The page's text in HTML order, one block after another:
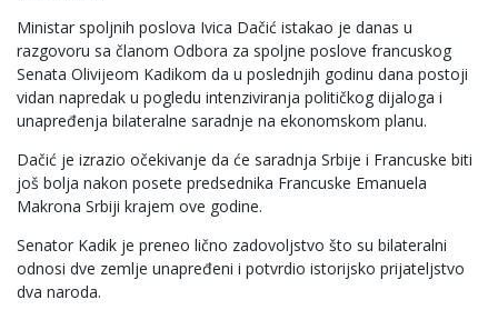
Ministar spoljnih poslova Ivica Dačić istakao je danas u
razgovoru sa članom Odbora za spoljne poslove francuskog
Senata Olivijeom Kadikom da u poslednjih godinu dana postoji
vidan napredak u pogledu intenziviranja političkog dijaloga i
unapređenja bilateralne saradnje na ekonomskom planu.
Dačić je izrazio očekivanje da će saradnja Srbije i Francuske biti
još bolja nakon posete predsednika Francuske Emanuela
Makrona Srbiji krajem ove godine.
Senator Kadik je preneo lično zadovoljstvo što su bilateralni
odnosi dve zemlje unapređeni i potvrdio istorijsko prijateljstvo
dva naroda.